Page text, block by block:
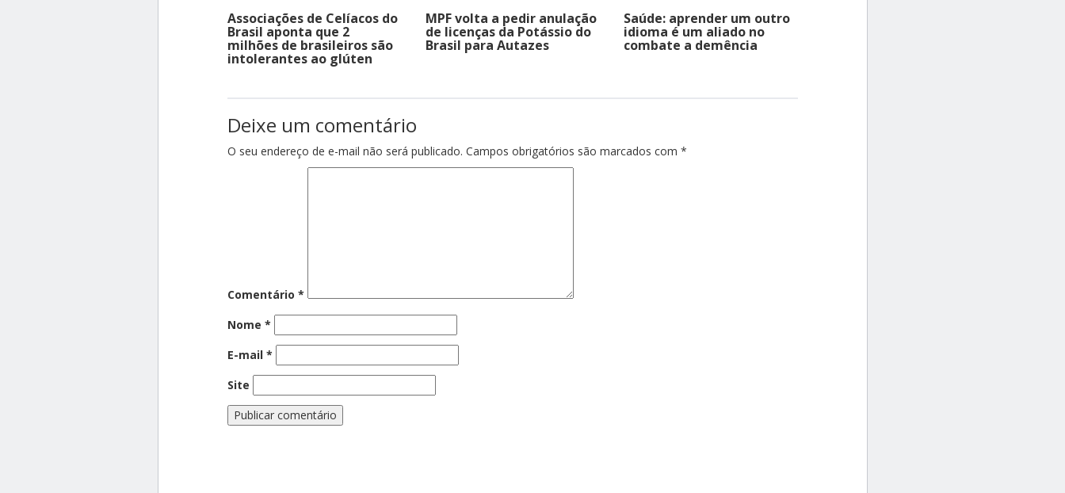
Associações de Celíacos do
Brasil aponta que 2
milhões de brasileiros são
intolerantes ao glúten
MPF volta a pedir anulação
de licenças da Potássio do
Brasil para Autazes
Saúde: aprender um outro
idioma é um aliado no
combate a demência
Deixe um comentário
O seu endereço de e-mail não será publicado. Campos obrigatórios são marcados com *
Comentário *
Nome *
E-mail *
Site